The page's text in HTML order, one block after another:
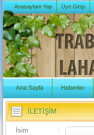
Anasayfam Yap Üye Girişi
Ana Sayfa Haberler
İLETİŞİM
İsim :